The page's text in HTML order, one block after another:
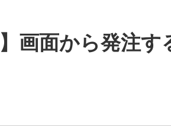
画面から発注